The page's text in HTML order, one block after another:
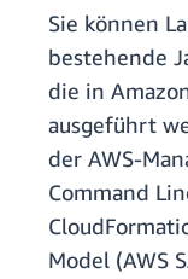
Sie können
bestehende
die in
ausgeführt
der AWS-
Command
Model (AWS